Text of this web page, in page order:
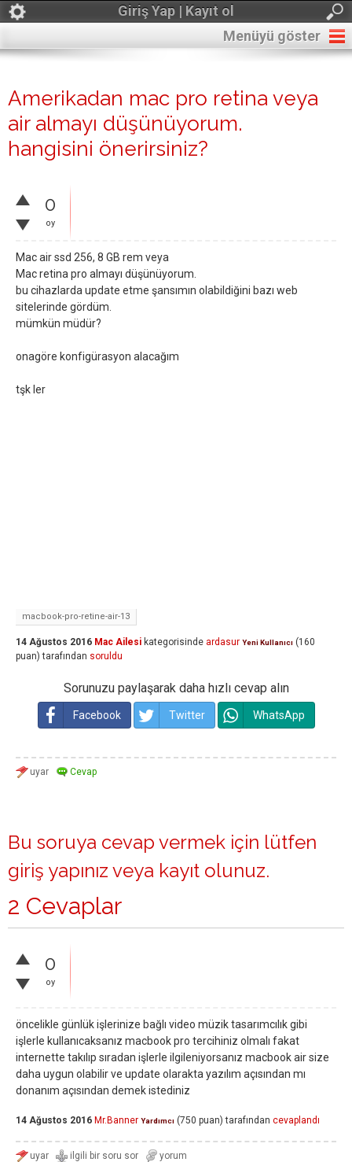
Giriş Yap | Kayıt ol
Menüyü göster
Amerikadan mac pro retina veya
air almayı düşünüyorum.
hangisini önerirsiniz?
0
oy
Mac air ssd 256, 8 GB rem veya
Mac retina pro almayı düşünüyorum.
bu cihazlarda update etme şansımın olabildiğini bazı web
sitelerinde gördüm.
mümkün müdür?
onagöre konfigürasyon alacağım
tşk ler
macbook-pro-retine-air-13
14 Ağustos 2016 Mac Ailesi kategorisinde ardasur Yeni Kullanıcı (160
puan) tarafından soruldu
Sorunuzu paylaşarak daha hızlı cevap alın
Facebook Twitter WhatsApp
Bu soruya cevap vermek için lütfen
giriş yapınız veya kayıt olunuz.
2 Cevaplar
0
oy
öncelikle günlük işlerinize bağlı video müzik tasarımcılık gibi
işlerle kullanıcaksanız macbook pro tercihiniz olmalı fakat
internette takılıp sıradan işlerle ilgileniyorsanız macbook air size
daha uygun olabilir ve update olarakta yazılım açısından mı
donanım açısından demek istediniz
14 Ağustos 2016 Mr.Banner Yardımcı (750 puan) tarafından cevaplandı